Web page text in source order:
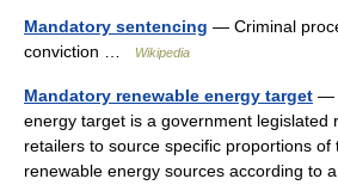
Mandatory sentencing — Criminal
conviction …
Wikipedia
Mandatory renewable energy target —
energy target is a government legislated
retailers to source specific proportions of
renewable energy sources according to